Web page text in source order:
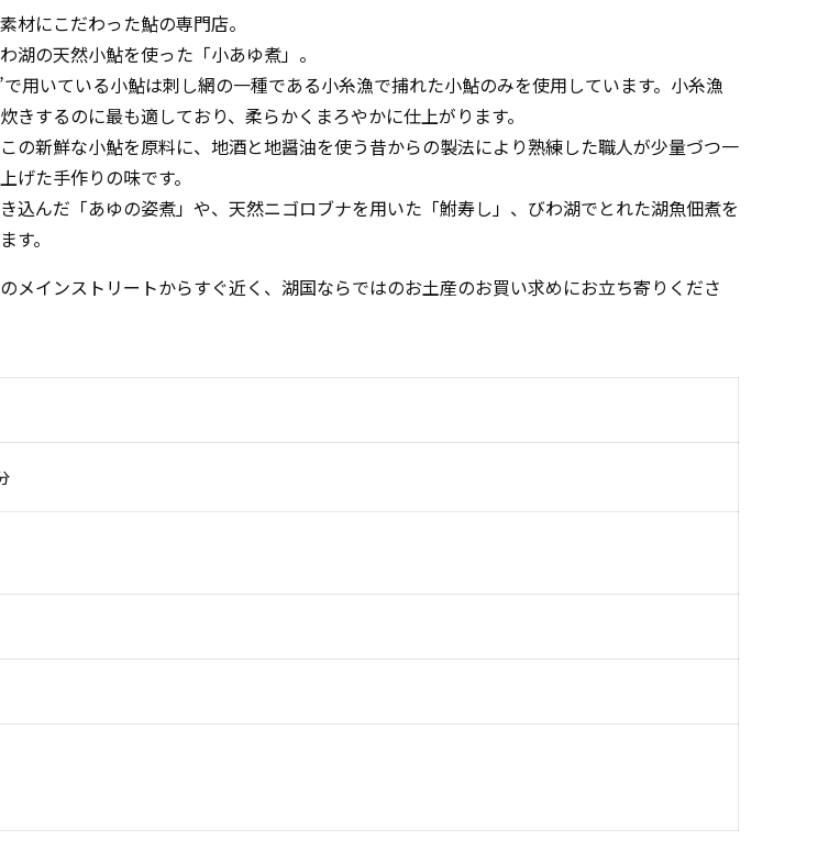
材にこだわった鮎の専門店。
湖の天然小鮎を使った「小あゆ煮」。
用いている小鮎は刺し網の一種である小糸漁で捕れた小鮎のみを使用しています。小糸漁
きするのに最も適しており、柔らかくまろやかに仕上がります。
の新鮮な小鮎を原料に、地酒と地醤油を使う昔からの製法により熟練した職人が少量づつ一
げた手作りの味です。
込んだ「あゆの姿煮」や、天然ニゴロブナを用いた「鮒寿し」、びわ湖でとれた湖魚佃煮を
す。
メインストリートからすぐ近く、湖国ならではのお土産のお買い求めにお立ち寄りくださ